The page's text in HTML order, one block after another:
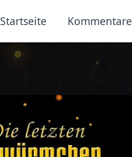
Startseite Kommentare